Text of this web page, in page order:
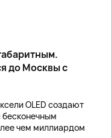
до Москвы с
OLED создают
бесконечным
чем миллиардом